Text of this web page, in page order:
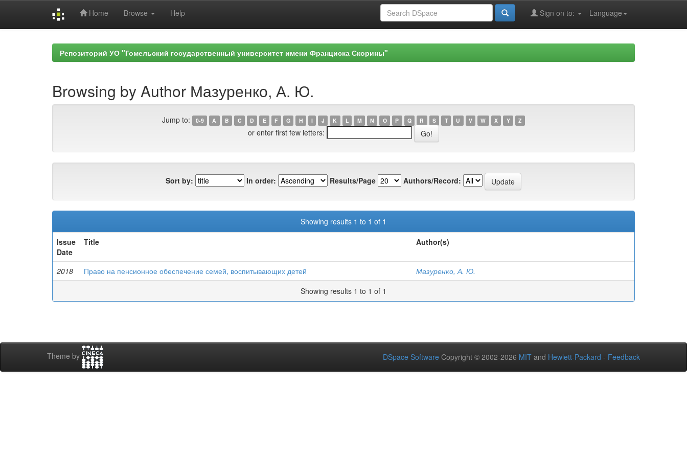
Home Browse Help Language
Sign on to:
Репозиторий УО "Гомельский государственный университет имени Франциска Скорины"
Browsing by Author Мазуренко, А. Ю.
Jump to: 0-9 A B C D E F G H I J K L M N O P Q R S T U V W X Y Z
or enter first few letters:
Sort by: In order: Results/Page Authors/Record:
Showing results 1 to 1 of 1
Issue
Date
Title Author(s)
2018 Право на пенсионное обеспечение семей, воспитывающих детей
Мазуренко, А. Ю.
Showing results 1 to 1 of 1
Theme by DSpace Software Copyright © 2002-2026 MIT and Hewlett-Packard - Feedback